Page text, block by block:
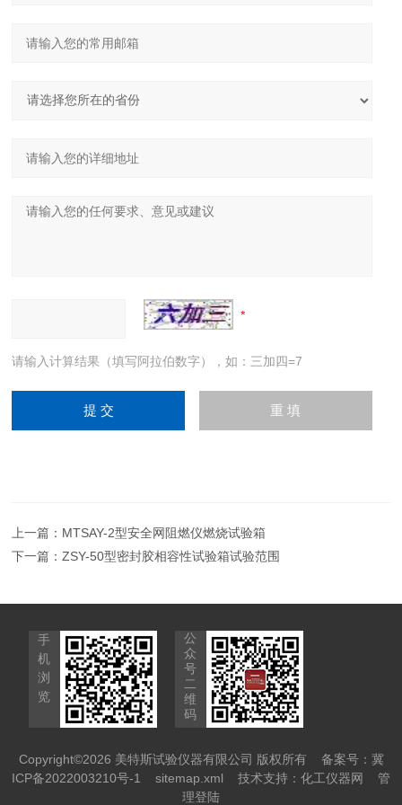
请输入计算结果（填写阿拉伯数字），如：三加四=7
上一篇： MTSAY-2型安全网阻燃仪燃烧试验箱
下一篇：ZSY-50型密封胶相容性试验箱试验范围
手
机
浏
览
公
众
号
二
维
码
Copyright©2026 美特斯试验仪器有限公司 版权所有 备案号：冀
ICP备2022003210号-1
sitemap.xml 技术支持： 化工仪器网
管
理登陆